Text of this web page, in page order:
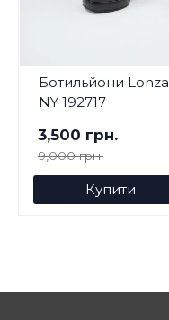
Ботильйони Lonza
NY 192717
3,500 грн.
9,000 грн.
Купити